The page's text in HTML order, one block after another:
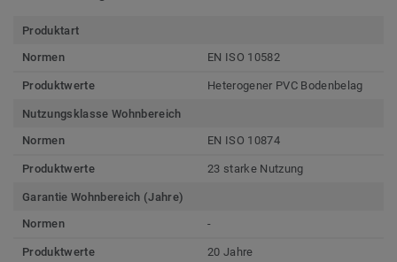
Produktart
Normen
EN ISO 10582
Produktwerte Heterogener PVC Bodenbelag
Nutzungsklasse Wohnbereich
Normen
EN ISO 10874
Produktwerte 23 starke Nutzung
Garantie Wohnbereich (Jahre)
Normen
-
Produktwerte 20 Jahre